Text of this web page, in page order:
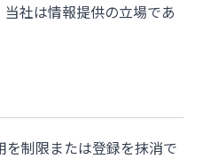
社は情報提供の立場であ
制限または登録を抹消で